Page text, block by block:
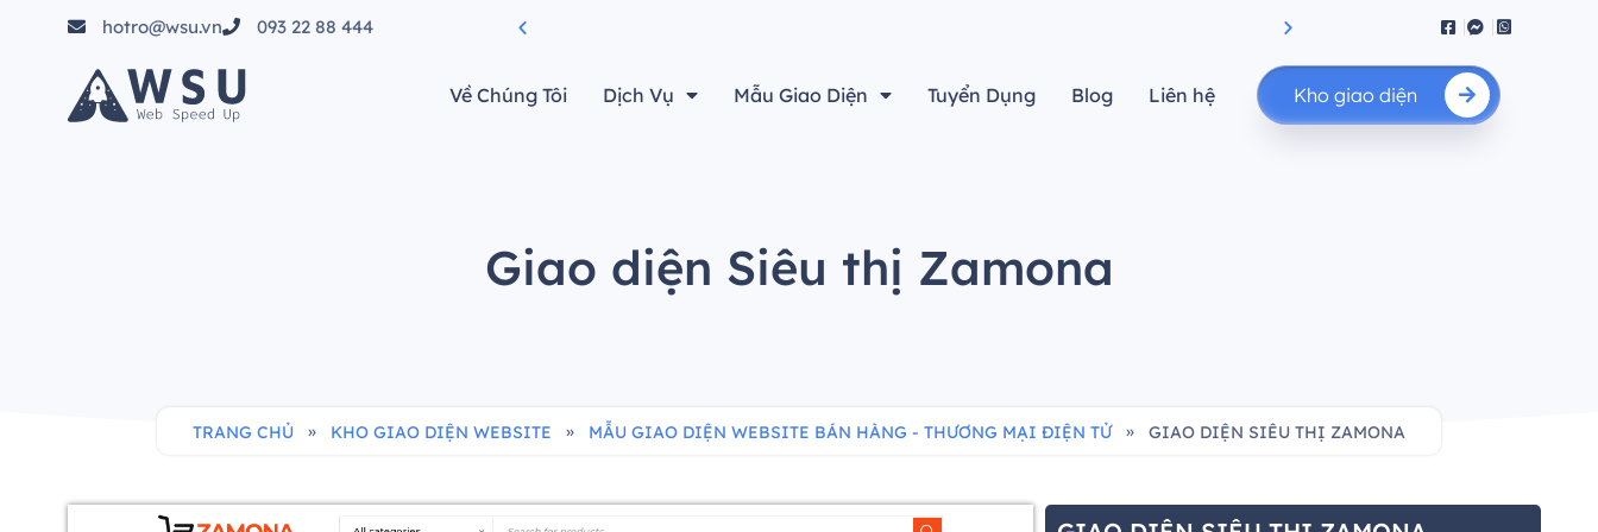
hotro@wsu.vn
093 22 88 444
Về Chúng Tôi Dịch Vụ Mẫu Giao Diện Tuyển Dụng Blog Liên hệ Kho giao diện
Giao diện Siêu thị Zamona
TRANG CHỦ » KHO GIAO DIỆN WEBSITE » MẪU GIAO DIỆN WEBSITE BÁN HÀNG - THƯƠNG MẠI ĐIỆN TỬ » GIAO DIỆN SIÊU THỊ ZAMONA